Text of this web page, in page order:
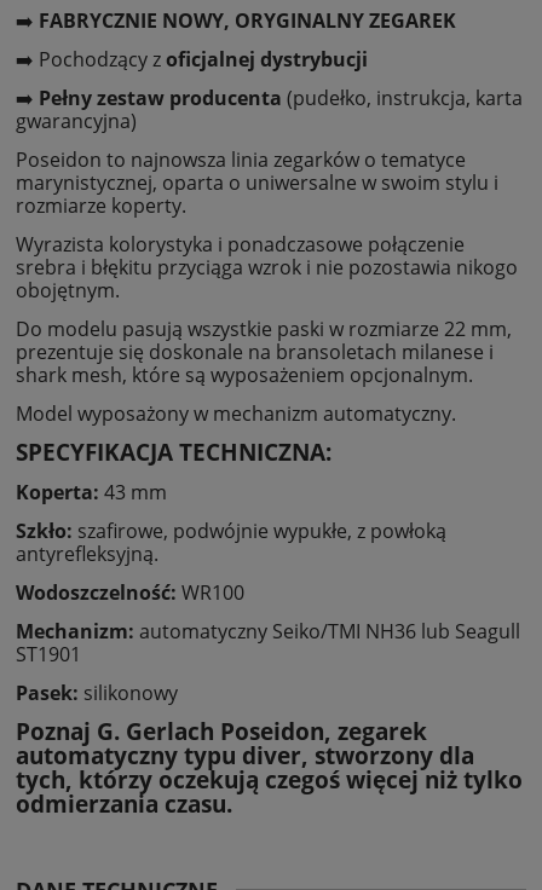
➡️ FABRYCZNIE NOWY, ORYGINALNY ZEGAREK
➡️ Pochodzący zoficjalnej dystrybucji
➡️ Pełny zestaw producenta (pudełko, instrukcja, karta
gwarancyjna)
Poseidon to najnowsza linia zegarków o tematyce
marynistycznej, oparta o uniwersalne w swoim stylu i
rozmiarze koperty.
Wyrazista kolorystyka i ponadczasowe połączenie
srebra i błękitu przyciąga wzrok i nie pozostawia nikogo
obojętnym.
Do modelu pasują wszystkie paski w rozmiarze 22 mm,
prezentuje się doskonale na bransoletach milanese i
shark mesh, które są wyposażeniem opcjonalnym.
Model wyposażony w mechanizm automatyczny.
SPECYFIKACJA TECHNICZNA:
Koperta: 43 mm
Szkło: szafirowe, podwójnie wypukłe, z powłoką
antyrefleksyjną.
Wodoszczelność: WR100
Mechanizm: automatyczny Seiko/TMI NH36 lub Seagull
ST1901
Pasek: silikonowy
Poznaj G. Gerlach Poseidon, zegarek
automatyczny typu diver, stworzony dla
tych, którzy oczekują czegoś więcej niż tylko
odmierzania czasu.